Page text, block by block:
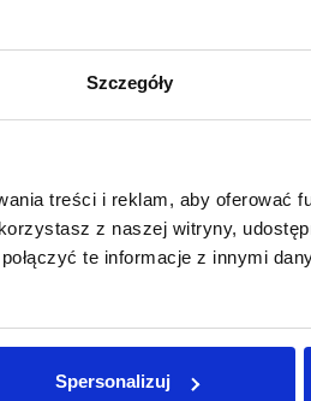
Szczegóły
treści i reklam, aby oferować
z naszej witryny,
te informacje z innymi
Spersonalizuj
XBLITZ
zasilania w samochodzie
Xblitz | 30 grudnia 2025